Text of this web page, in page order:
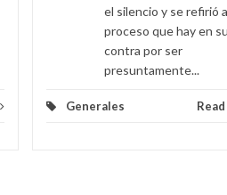
el silencio y se refirió
proceso que hay en su
contra por ser
presuntamente...
Generales